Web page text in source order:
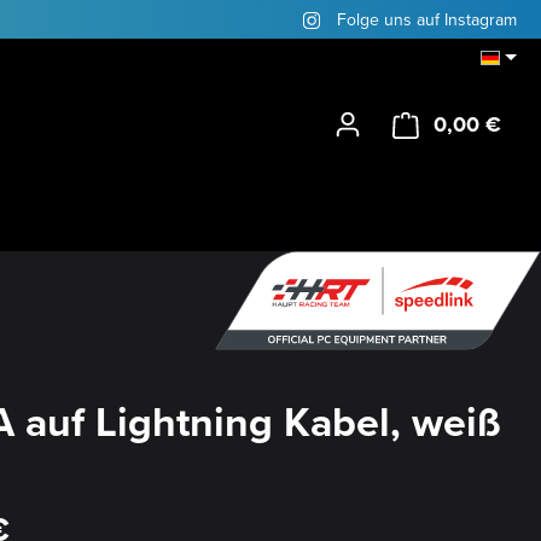
Folge uns auf Instagram
0,00 €
auf Lightning Kabel, weiß